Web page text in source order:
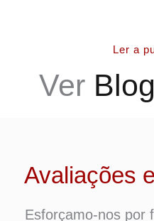
Ler a
Ver
Avaliações
Esforçamo-nos por